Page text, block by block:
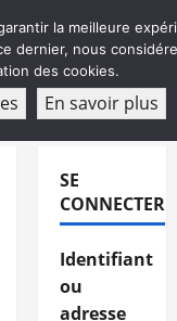
ABONNEMENT
SE
CONNECTER
Identifiant
ou
adresse
la meilleure
dernier, nous
des cookies.
En savoir plus